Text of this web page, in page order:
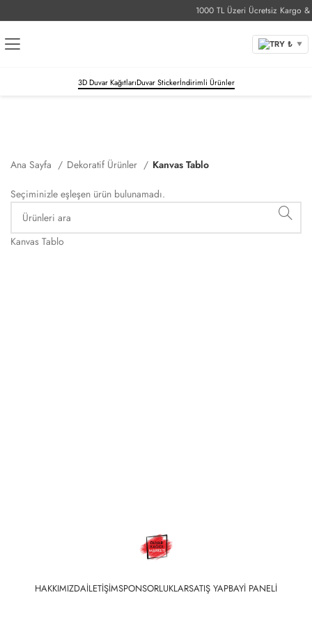
1000 TL Üzeri Ücretsiz Kargo &
TRY ₺ ▼
3D Duvar KağıtlarıDuvar Stickerİndirimli Ürünler
Kategoriler
Ana Sayfa Dekoratif Ürünler Kanvas Tablo
Seçiminizle eşleşen ürün bulunamadı.
Kanvas Tablo
HAKKIMIZDAİLETIŞIMSPONSORLUKLARSATIŞ YAPBAYI PANELI